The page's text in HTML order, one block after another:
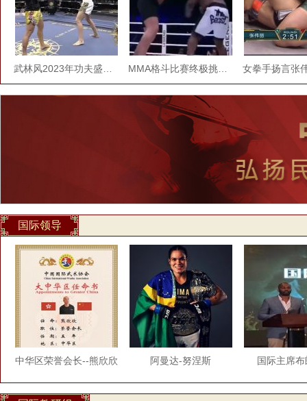
国际领导
中华区荣誉会长--熊欣欣 阿曼达-努涅斯 国际主席